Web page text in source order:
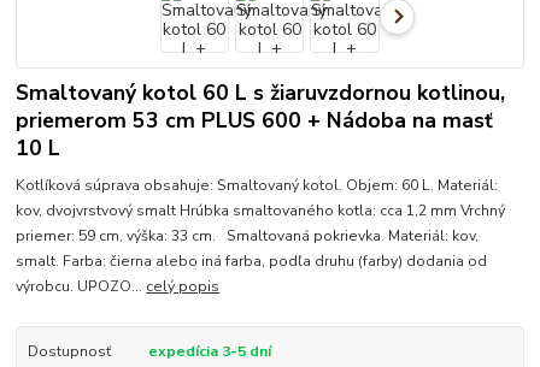
Smaltovaný kotol 60 L s žiaruvzdornou kotlinou,
priemerom 53 cm PLUS 600 + Nádoba na masť
10 L
Kotlíková súprava obsahuje: Smaltovaný kotol. Objem: 60 L. Materiál:
kov, dvojvrstvový smalt Hrúbka smaltovaného kotla: cca 1,2 mm Vrchný
priemer: 59 cm, výška: 33 cm. Smaltovaná pokrievka. Materiál: kov,
smalt. Farba: čierna alebo iná farba, podľa druhu (farby) dodania od
výrobcu. UPOZO... celý popis
Dostupnosť
expedícia 3-5 dní